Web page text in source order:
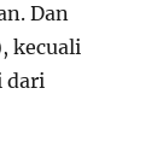
Dan
kecuali
dari